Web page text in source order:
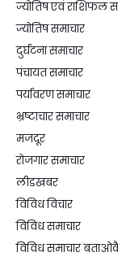
ज्योतिष एवं राशिफल
ज्योतिष समाचार
दुर्घटना समाचार
पंचायत समाचार
पर्यावरण समाचार
भ्रष्टाचार समाचार
मजदूर
रोजगार समाचार
लीडखबर
विविध विचार
विविध समाचार
विविध समाचार